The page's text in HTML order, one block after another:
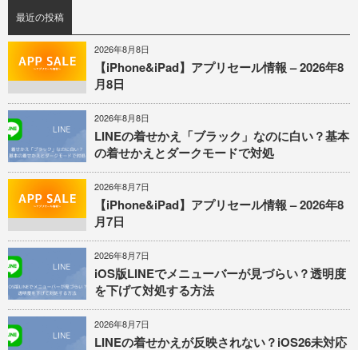
最近の投稿
2026年8月8日
【iPhone&iPad】アプリセール情報 – 2026年8
月8日
2026年8月8日
LINEの着せかえ「ブラック」なのに白い？基本
の着せかえとダークモードで対処
2026年8月7日
【iPhone&iPad】アプリセール情報 – 2026年8
月7日
2026年8月7日
iOS版LINEでメニューバーが見づらい？透明度
を下げて対処する方法
2026年8月7日
LINEの着せかえが反映されない？iOS26未対応